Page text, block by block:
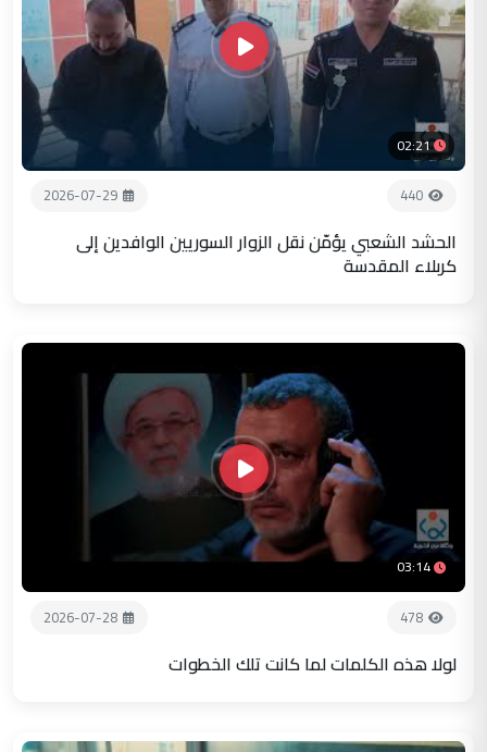
02:21
440
2026-07-29
الحشد الشعبي يؤمّن نقل الزوار السوريين الوافدين إلى
كربلاء المقدسة
03:14
478
2026-07-28
لولا هذه الكلمات لما كانت تلك الخطوات